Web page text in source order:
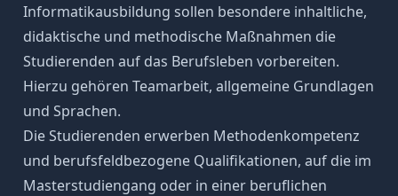
Informatikausbildung sollen besondere inhaltliche,
didaktische und methodische Maßnahmen die
Studierenden auf das Berufsleben vorbereiten.
Hierzu gehören Teamarbeit, allgemeine Grundlagen
und Sprachen.
Die Studierenden erwerben Methodenkompetenz
und berufsfeldbezogene Qualifikationen, auf die im
Masterstudiengang oder in einer beruflichen